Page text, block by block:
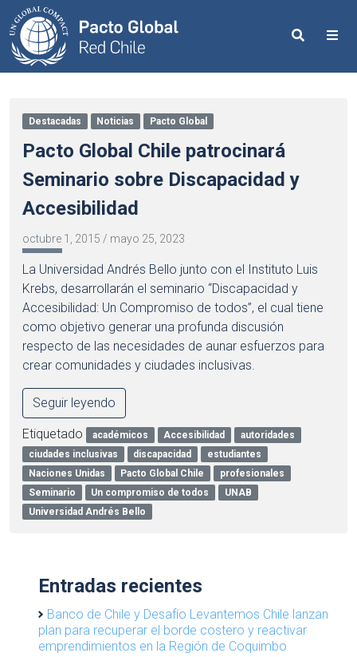
Search
Destacadas Noticias Pacto Global
Pacto Global Chile patrocinará
Seminario sobre Discapacidad y
Accesibilidad
octubre 1, 2015 / mayo 25, 2023
La Universidad Andrés Bello junto con el Instituto Luis
Krebs, desarrollarán el seminario “Discapacidad y
Accesibilidad: Un Compromiso de todos”, el cual tiene
como objetivo generar una profunda discusión
respecto de las necesidades de aunar esfuerzos para
crear comunidades y ciudades inclusivas.
Seguir leyendo
Etiquetado académicos Accesibilidad
autoridades
ciudades inclusivas
discapacidad
estudiantes
Naciones Unidas
Pacto Global Chile
profesionales
Seminario
Un compromiso de todos
UNAB
Universidad Andrés Bello
Entradas recientes
Banco de Chile y Desafío Levantemos Chile lanzan
plan para recuperar el borde costero y reactivar
emprendimientos en la Región de Coquimbo